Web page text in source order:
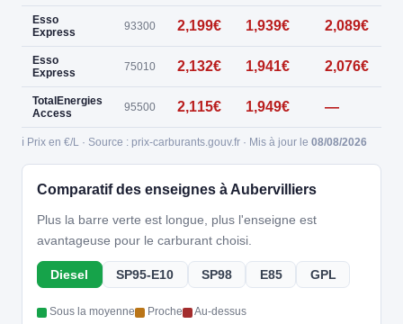
Esso
Express
93300 2,199€ 1,939€ 2,089€
Esso
Express
75010 2,132€ 1,941€ 2,076€
TotalEnergies
Access
95500 2,115€ 1,949€ —
ℹ️ Prix en €/L · Source : prix-carburants.gouv.fr · Mis à jour le 08/08/2026
Comparatif des enseignes à Aubervilliers
Plus la barre verte est longue, plus l'enseigne est
avantageuse pour le carburant choisi.
Diesel SP95-E10 SP98 E85 GPL
Sous la moyenne Proche Au-dessus